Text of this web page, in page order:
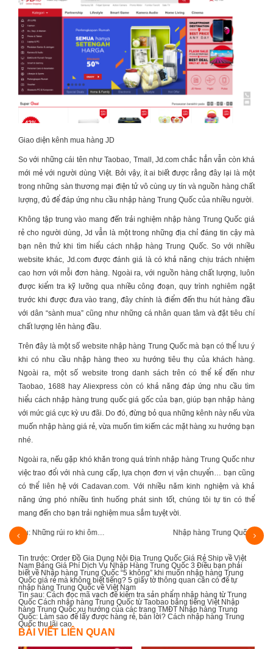
Giao diện kênh mua hàng JD
So với những cái tên như Taobao, Tmall, Jd.com chắc hẳn vẫn còn khá
mới mẻ với người dùng Việt. Bởi vậy, ít ai biết được rằng đây lại là một
trong những sàn thương mại điện tử vô cùng uy tín và nguồn hàng chất
lượng, đủ để đáp ứng nhu cầu nhập hàng Trung Quốc của nhiều người.
Không tập trung vào mang đến trải nghiệm nhập hàng Trung Quốc giá
rẻ cho người dùng, Jd vẫn là một trong những địa chỉ đáng tin cậy mà
bạn nên thử khi tìm hiểu cách nhập hàng Trung Quốc. So với nhiều
website khác, Jd.com được đánh giá là có khả năng chịu trách nhiệm
cao hơn với mỗi đơn hàng. Ngoài ra, với nguồn hàng chất lượng, luôn
được kiểm tra kỹ lưỡng qua nhiều công đoạn, quy trình nghiêm ngặt
trước khi được đưa vào trang, đây chính là điểm đến thu hút hàng đầu
với dân “sành mua” cũng như những cá nhân quan tâm và đặt tiêu chí
chất lượng lên hàng đầu.
Trên đây là một số website nhập hàng Trung Quốcmà bạn có thể lưu ý
khi có nhu cầu nhập hàng theo xu hướng tiêu thụ của khách hàng.
Ngoài ra, một số website trong danh sách trên có thể kể đến như
Taobao, 1688 hay Aliexpress còn có khả năng đáp ứng nhu cầu tìm
hiểu cách nhập hàng trung quốc giá gốccủa bạn, giúp bạn nhập hàng
với mức giá cực kỳ ưu đãi. Do đó, đừng bỏ qua những kênh này nếu vừa
muốn nhập hàng giá rẻ, vừa muốn tìm kiếm các mặt hàng xu hướng bạn
nhé.
Ngoài ra, nếu gặp khó khăn trong quá trìnhnhập hàng Trung Quốcnhư
việc trao đổi với nhà cung cấp, lựa chọn đơn vị vận chuyển… bạn cũng
có thể liên hệ vớiCadavan.com. Với nhiều năm kinh nghiệm và khả
năng ứng phó nhiều tình huống phát sinh tốt, chúng tôi tự tin có thể
mang đến cho bạn trải nghiệm mua sắm tuyệt vời.
Nhập hàng Trung Quốc giá sỉ thường gặp 3 rủi…
Tin trước: Order Đồ Gia Dụng Nội Địa Trung Quốc Giá Rẻ Ship về Việt
Nam Bảng Giá Phí Dịch Vụ Nhập Hàng Trung Quốc 3 Điều bạn phải
biết về Nhập hàng Trung Quốc “5 không” khi muốn nhập hàng Trung
Quốc giá rẻ mà không biết tiếng? 5 giấy tờ thông quan cần có để tự
nhập hàng Trung Quốc về Việt Nam
Tin sau: Cách đọc mã vạch để kiểm tra sản phẩm nhập hàng từ Trung
Quốc Cách nhập hàng Trung Quốc từ Taobao bằng tiếng Việt Nhập
hàng Trung Quốc xu hướng của các trang TMĐT Nhập hàng Trung
Quốc: Làm sao để lấy được hàng rẻ, bán lời? Cách nhập hàng Trung
Quốc thu lãi cao
BÀI VIẾT LIÊN QUAN